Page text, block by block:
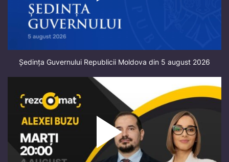
Ședința Guvernului Republicii Moldova din 5 august 2026